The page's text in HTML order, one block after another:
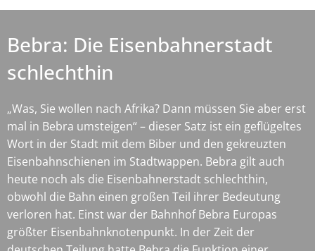
Bebra: Die Eisenbahnerstadt
schlechthin
„Was, Sie wollen nach Afrika? Dann müssen Sie aber erst
mal in Bebra umsteigen“ – dieser Satz ist ein geflügeltes
Wort in der Stadt mit dem Biber und den gekreuzten
Eisenbahnschienen im Stadtwappen. Bebra gilt auch
heute noch als die Eisenbahnerstadt schlechthin,
obwohl die Bahn einen großen Teil ihrer Bedeutung
verloren hat. Einst war der Bahnhof Bebra Europas
größter Eisenbahnknotenpunkt. In der Zeit der